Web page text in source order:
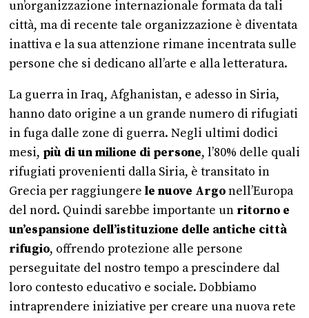
un’organizzazione internazionale formata da tali
città, ma di recente tale organizzazione è diventata
inattiva e la sua attenzione rimane incentrata sulle
persone che si dedicano all’arte e alla letteratura.
La guerra in Iraq, Afghanistan, e adesso in Siria,
hanno dato origine a un grande numero di rifugiati
in fuga dalle zone di guerra. Negli ultimi dodici
mesi, più di un milione di persone, l’80% delle quali
rifugiati provenienti dalla Siria, è transitato in
Grecia per raggiungere le nuove Argonell’Europa
del nord. Quindi sarebbe importante un ritorno e
un’espansione dell’istituzione delle antiche città
rifugio, offrendo protezione alle persone
perseguitate del nostro tempo a prescindere dal
loro contesto educativo e sociale. Dobbiamo
intraprendere iniziative per creare una nuova rete